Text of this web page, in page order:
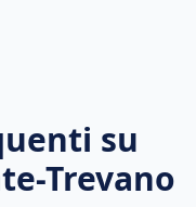
su
Trevano